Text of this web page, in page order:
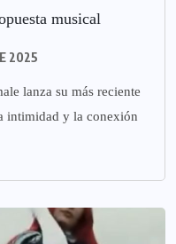
musical
2025
lanza su más reciente
intimidad y la conexión